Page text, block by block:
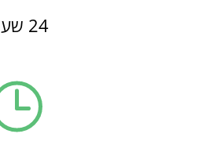
24 שעות